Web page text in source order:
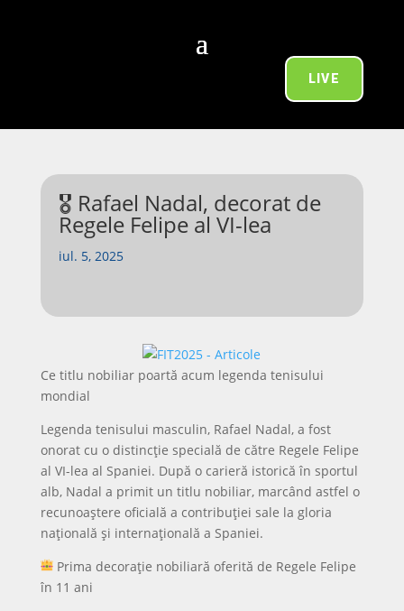
LIVE
🎖️ Rafael Nadal, decorat de
Regele Felipe al VI-lea
iul. 5, 2025
Ce titlu nobiliar poartă acum legenda tenisului
mondial
Legenda tenisului masculin, Rafael Nadal, a fost
onorat cu o distincție specială de către Regele Felipe
al VI-lea al Spaniei. După o carieră istorică în sportul
alb, Nadal a primit un titlu nobiliar, marcând astfel o
recunoaștere oficială a contribuției sale la gloria
națională și internațională a Spaniei.
Prima decorație nobiliară oferită de Regele Felipe
în 11 ani